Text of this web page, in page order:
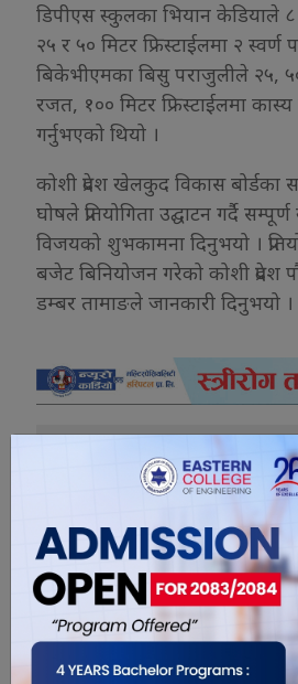
डिपीएस स्कुलका भियान केडियाले ८
२५ र ५० मिटर फ्रिस्टाईलमा २
बिकेभीएमका बिसु पराजुलीले २५, ५०
रजत, १०० मिटर फ्रिस्टाईलमा
गर्नुभएको थियो ।
कोशी प्रदेश खेलकुद विकास बोर्डका
घोषले प्रतियोगिता उद्घाटन गर्दै
विजयको शुभकामना दिनुभयो ।
बजेट बिनियोजन गरेको कोशी प्रदेश
डम्बर तामाङले जानकारी दिनुभयो ।
यो खबर पढेर
भयो ?
0 1 0